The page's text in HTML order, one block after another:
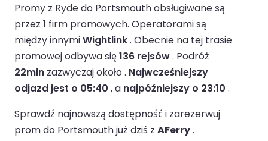
Promy z Ryde do Portsmouth obsługiwane są
przez 1 firm promowych. Operatorami są
między innymiWightlink. Obecnie na tej trasie
promowej odbywa się136 rejsów. Podróż
22min zazwyczaj około . Najwcześniejszy
odjazd jest o 05:40 , a najpóźniejszy o 23:10 .
Sprawdź najnowszą dostępność i zarezerwuj
prom do Portsmouth już dziś z AFerry.